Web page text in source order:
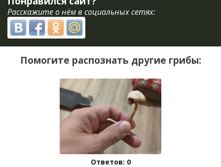
Расскажите о нём в социальных сетях:
Помогите распознать другие грибы:
Ответов: 0